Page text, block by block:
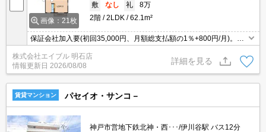
画像：21枚
敷
なし 礼
8万
2階
2LDK 62.1m²
保証会社加入要(初回35,000円、月額総支払額の1％+800円/月)。追
い焚き・エアコン・浴室乾燥機付きで設備充実!。ウォークインクロ
ーゼット付き。一坪タイプのお風呂でゆったり入浴。
株式会社エイブル 明石店
情報更新日 2026/08/08
詳細を見る
賃貸マンション パセイオ・サンコ－
神戸市営地下鉄北神・西･･･/伊川谷駅 バス12分